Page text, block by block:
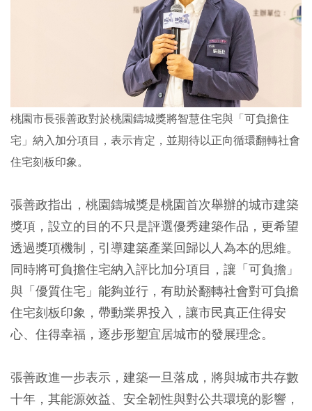
桃園市長張善政對於桃園鑄城獎將智慧住宅與「可負擔住
宅」納入加分項目，表示肯定，並期待以正向循環翻轉社會
住宅刻板印象。
張善政指出，桃園鑄城獎是桃園首次舉辦的城市建築
獎項，設立的目的不只是評選優秀建築作品，更希望
透過獎項機制，引導建築產業回歸以人為本的思維。
同時將可負擔住宅納入評比加分項目，讓「可負擔」
與「優質住宅」能夠並行，有助於翻轉社會對可負擔
住宅刻板印象，帶動業界投入，讓市民真正住得安
心、住得幸福，逐步形塑宜居城市的發展理念。
張善政進一步表示，建築一旦落成，將與城市共存數
十年，其能源效益、安全韌性與對公共環境的影響，